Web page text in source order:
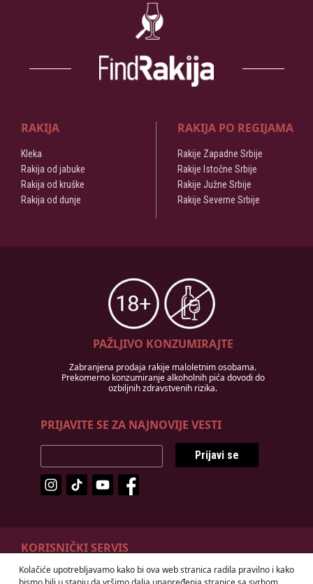
RAKIJA
Kleka
Rakija od jabuke
Rakija od kruške
Rakija od dunje
RAKIJA PO REGIJAMA
Rakije Zapadne Srbije
Rakije Istočne Srbije
Rakije Južne Srbije
Rakije Severne Srbije
PAŽLJIVO KONZUMIRAJTE
Zabranjena prodaja rakije maloletnim osobama.
Prekomerno konzumiranje alkoholnih pića dovodi do
ozbiljnih zdravstvenih rizika.
PRIJAVITE SE ZA NAJNOVIJE VESTI
Prijavi se
KORISNIČKI SERVIS
Odustanak od ugovora Načini plaćanja
Kolačiće upotrebljavamo kako bi ova web stranica radila pravilno i kako